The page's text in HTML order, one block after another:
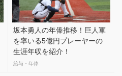
坂本勇人の年俸推移！巨人軍
を率いる5億円プレーヤーの
生涯年収を紹介！
給与・年俸